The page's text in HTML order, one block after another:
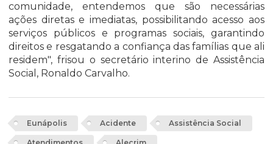
comunidade, entendemos que são necessárias
ações diretas e imediatas, possibilitando acesso aos
serviços públicos e programas sociais, garantindo
direitos e resgatando a confiança das famílias que ali
residem", frisou o secretário interino de Assistência
Social, Ronaldo Carvalho.
Eunápolis Acidente Assistência Social